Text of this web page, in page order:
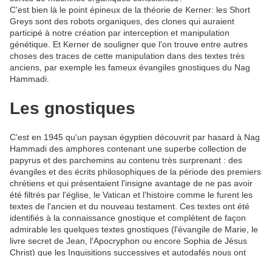
C'est bien là le point épineux de la théorie de Kerner: les Short
Greys sont des robots organiques, des clones qui auraient
participé à notre création par interception et manipulation
génétique. Et Kerner de souligner que l'on trouve entre autres
choses des traces de cette manipulation dans des textes très
anciens, par exemple les fameux évangiles gnostiques du Nag
Hammadi.
Les gnostiques
C'est en 1945 qu'un paysan égyptien découvrit par hasard à Nag
Hammadi des amphores contenant une superbe collection de
papyrus et des parchemins au contenu très surprenant : des
évangiles et des écrits philosophiques de la période des premiers
chrétiens et qui présentaient l'insigne avantage de ne pas avoir
été filtrés par l'église, le Vatican et l'histoire comme le furent les
textes de l'ancien et du nouveau testament. Ces textes ont été
identifiés à la connaissance gnostique et complètent de façon
admirable les quelques textes gnostiques (l'évangile de Marie, le
livre secret de Jean, l'Apocryphon ou encore Sophia de Jésus
Christ) que les Inquisitions successives et autodafés nous ont